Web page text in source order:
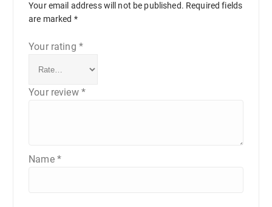
Your email address will not be published. Required fields
are marked *
Your rating *
Your review *
Name *